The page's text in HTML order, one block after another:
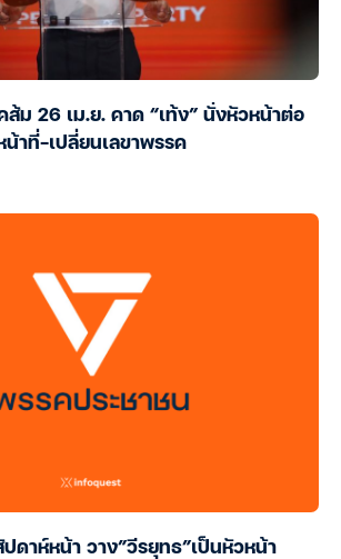
ส้ม 26 เม.ย. คาด “เท้ง” นั่งหัวหน้าต่อ
น้าที่-เปลี่ยนเลขาพรรค
ดาห์หน้า วาง”วีรยุทธ”เป็นหัวหน้า